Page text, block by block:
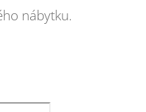
nábytku.